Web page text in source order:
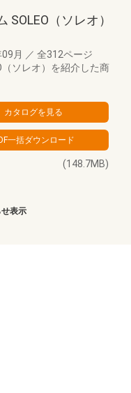
（ソレオ）
月 ／ 全312ページ
ソレオ）を紹介した商
(148.7MB)
表示